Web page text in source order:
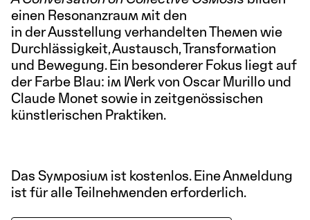
einen Resonanzraum mit den
in der Ausstellung verhandelten Themen wie
Durchlässigkeit, Austausch, Transformation
und Bewegung. Ein besonderer Fokus liegt auf
der Farbe Blau: im Werk von Oscar Murillo und
Claude Monet sowie in zeitgenössischen
künstlerischen Praktiken.
Das Symposium ist kostenlos. Eine Anmeldung
ist für alle Teilnehmenden erforderlich.